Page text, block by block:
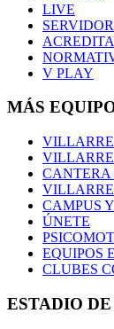
LIVE
V PLAY
MÁS
CANTERA
CAMPUS
ÚNETE
EQUIPOS
CLUBES
ESTADIO